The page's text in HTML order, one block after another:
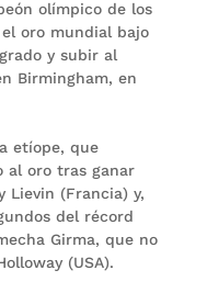
olímpico de los
oro mundial bajo
y subir al
Birmingham, en
etíope, que
al oro tras ganar
Lievin (Francia) y,
del récord
Girma, que no
(USA).